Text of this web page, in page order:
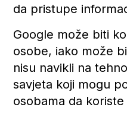
da pristupe
Google može biti
osobe, iako može
nisu navikli na
savjeta koji mogu
osobama da koriste